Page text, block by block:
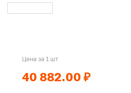
Цена за 1 шт
40 882.00 ₽